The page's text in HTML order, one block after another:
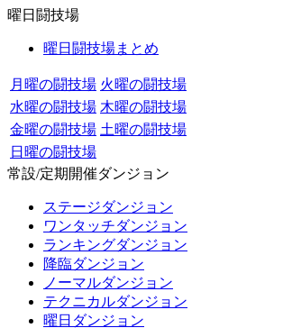
曜日闘技場
曜日闘技場まとめ
月曜の闘技場 火曜の闘技場
水曜の闘技場 木曜の闘技場
金曜の闘技場 土曜の闘技場
日曜の闘技場
常設/定期開催ダンジョン
ステージダンジョン
ワンタッチダンジョン
ランキングダンジョン
降臨ダンジョン
ノーマルダンジョン
テクニカルダンジョン
曜日ダンジョン